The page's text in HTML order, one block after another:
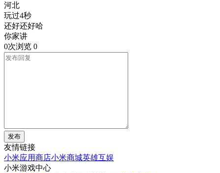
河北
玩过4秒
还好还好哈
你家讲
0次浏览 0
发布
友情链接
小米应用商店小米商城英雄互娱
小米游戏中心